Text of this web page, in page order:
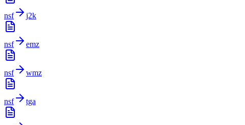
nsf j2k
nsf emz
nsf wmz
nsf tga